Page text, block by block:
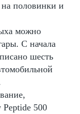
половинки и
можно
С начала
шесть
Peptide 500